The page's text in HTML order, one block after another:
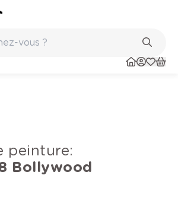
peinture:
Bollywood